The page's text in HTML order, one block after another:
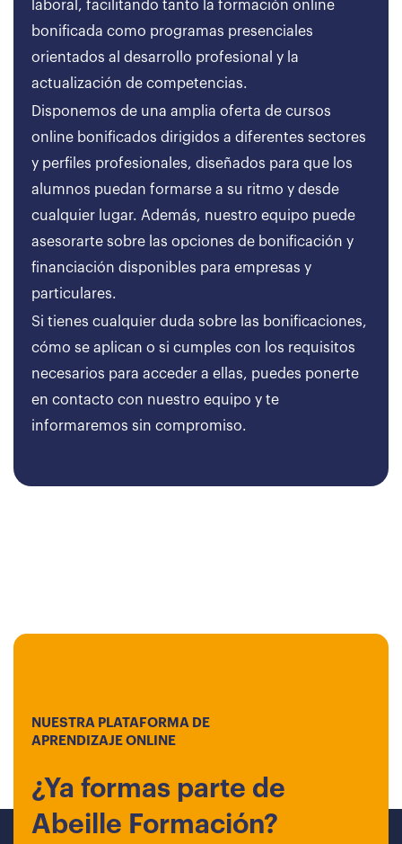
laboral, facilitando tanto la formación online
bonificada como programas presenciales
orientados al desarrollo profesional y la
actualización de competencias.
Disponemos de una amplia oferta de cursos
online bonificados dirigidos a diferentes sectores
y perfiles profesionales, diseñados para que los
alumnos puedan formarse a su ritmo y desde
cualquier lugar. Además, nuestro equipo puede
asesorarte sobre las opciones de bonificación y
financiación disponibles para empresas y
particulares.
Si tienes cualquier duda sobre las bonificaciones,
cómo se aplican o si cumples con los requisitos
necesarios para acceder a ellas, puedes ponerte
en contacto con nuestro equipo y te
informaremos sin compromiso.
NUESTRA PLATAFORMA DE
APRENDIZAJE ONLINE
¿Ya formas parte de
Abeille Formación?